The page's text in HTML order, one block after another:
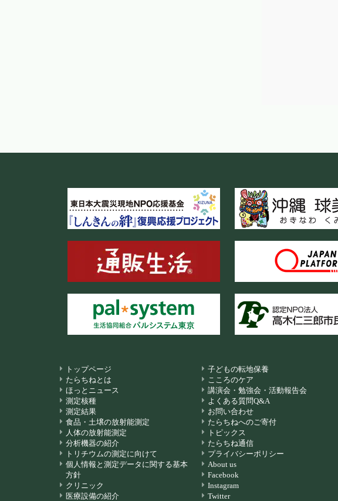
トップページ
たらちねとは
ほっとニュース
測定核種
測定結果
食品・土壌の放射能測定
人体の放射能測定
分析機器の紹介
トリチウムの測定に向けて
個人情報と測定データに関する基本
方針
クリニック
医療設備の紹介
子どもの転地保養
こころのケア
講演会・勉強会・活動報告会
よくある質問Q&A
お問い合わせ
たらちねへのご寄付
トピックス
たらちね通信
プライバシーポリシー
About us
Facebook
Instagram
Twitter